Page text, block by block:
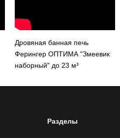
Дровяная банная печь
Ферингер ОПТИМА "Змеевик
наборный" до 23 м³
Разделы